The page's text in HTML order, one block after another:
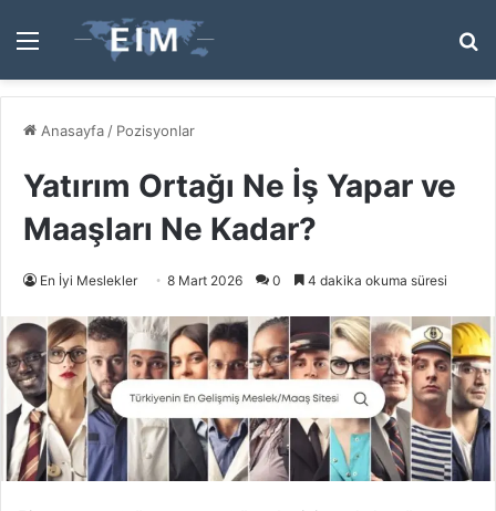
Menü
...
Anasayfa / Pozisyonlar
Yatırım Ortağı Ne İş Yapar ve
Maaşları Ne Kadar?
En İyi Meslekler 8 Mart 2026 0 4 dakika okuma süresi